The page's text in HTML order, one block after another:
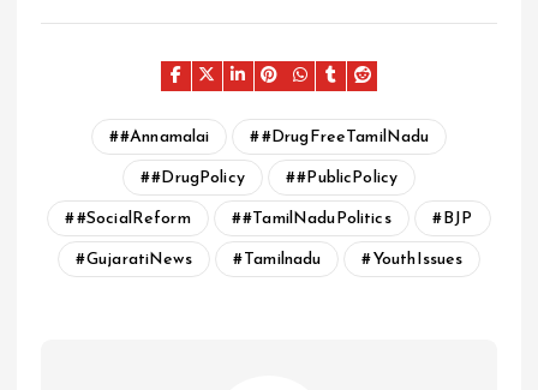
#Annamalai #DrugFreeTamilNadu
#DrugPolicy #PublicPolicy
#SocialReform #TamilNaduPolitics BJP
GujaratiNews Tamilnadu YouthIssues